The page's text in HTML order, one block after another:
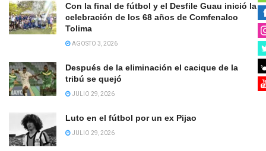
Con la final de fútbol y el Desfile Guau inició la
celebración de los 68 años de Comfenalco
Tolima
AGOSTO 3, 2026
Después de la eliminación el cacique de la
tribú se quejó
JULIO 29, 2026
Luto en el fútbol por un ex Pijao
JULIO 29, 2026